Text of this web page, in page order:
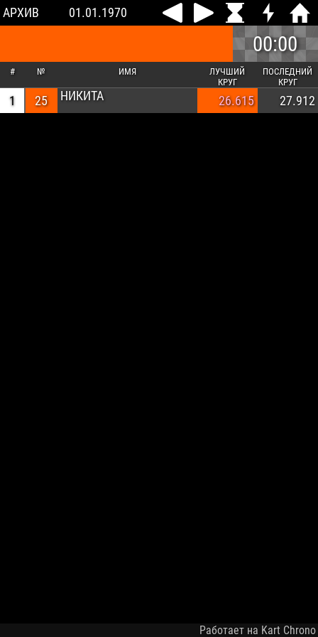
АРХИВ 01.01.1970
00:00
# № ИМЯ
ЛУЧШИЙ
КРУГ
ПОСЛЕДНИЙ
КРУГ
1 25 НИКИТА 26.615 27.912
Работает на Kart Chrono